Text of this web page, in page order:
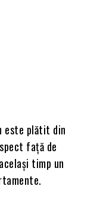
este plătit din
față de
timp un